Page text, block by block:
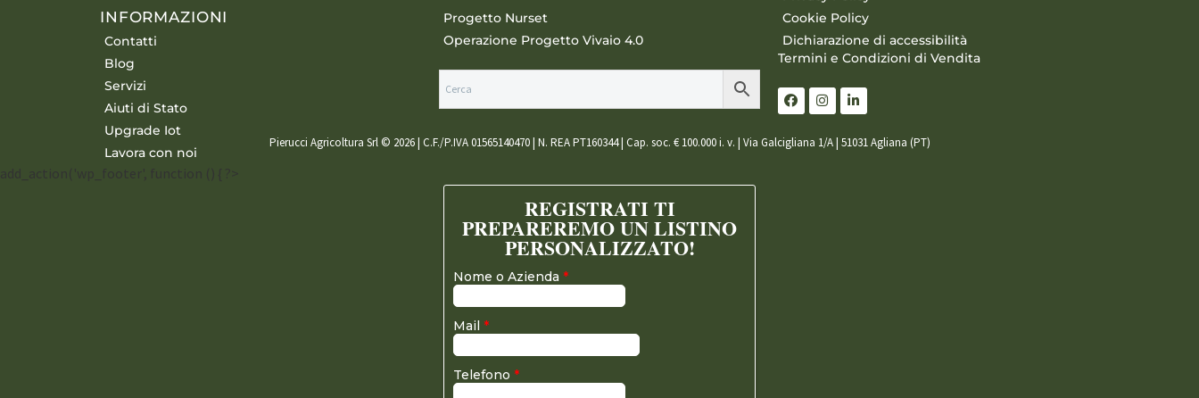
INFORMAZIONI
Contatti
Blog
Servizi
Aiuti di Stato
Upgrade Iot
Lavora con noi
Progetto Nurset
Operazione Progetto Vivaio 4.0
Cookie Policy
Dichiarazione di accessibilità
Termini e Condizioni di Vendita
Pierucci Agricoltura Srl © 2026 | C.F./P.IVA 01565140470 | N. REA PT160344 | Cap. soc. € 100.000 i. v. | Via Galcigliana 1/A | 51031 Agliana (PT)
add_action('wp_footer', function () { ?>